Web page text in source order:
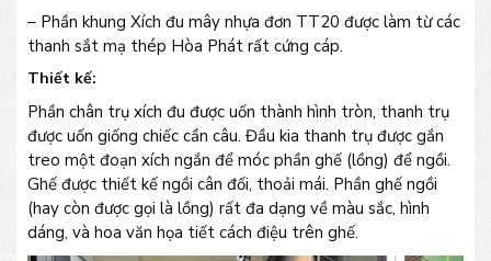
– Phần khung Xích đu mây nhựa đơn TT20 được làm từ các
thanh sắt mạ thép Hòa Phát rất cứng cáp.
Thiết kế:
Phần chân trụ xích đu được uốn thành hình tròn, thanh trụ
được uốn giống chiếc cần câu. Đầu kia thanh trụ được gắn
treo một đoạn xích ngắn để móc phần ghế (lồng) để ngồi.
Ghế được thiết kế ngồi cân đối, thoải mái. Phần ghế ngồi
(hay còn được gọi là lồng) rất đa dạng về màu sắc, hình
dáng, và hoa văn họa tiết cách điệu trên ghế.